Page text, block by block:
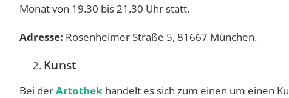
Monat von 19.30 bis 21.30 Uhr statt.
Adresse: Rosenheimer Straße 5, 81667 München.
Kunst
Bei derArtothek handelt es sich zum einen um einen